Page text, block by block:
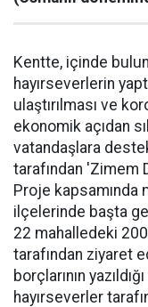
Kentte, içinde
hayırseverlerin
ulaştırılması ve
ekonomik açıdan
vatandaşlara
tarafından 'Zimem
Proje kapsamında
ilçelerinde başta
22 mahalledeki
tarafından ziyaret
borçlarının
hayırseverler